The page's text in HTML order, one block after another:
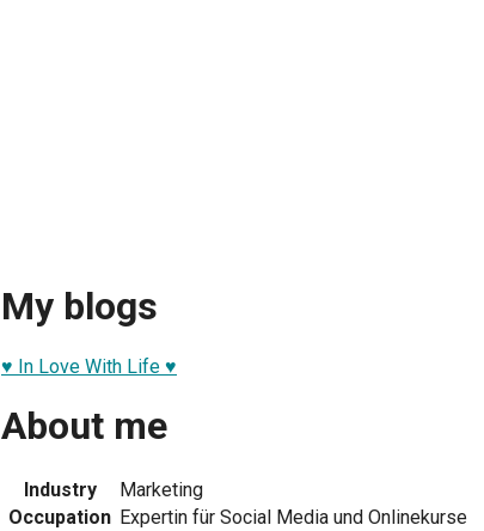
My blogs
♥ In Love With Life ♥
About me
Industry
Marketing
Occupation Expertin für Social Media und Onlinekurse